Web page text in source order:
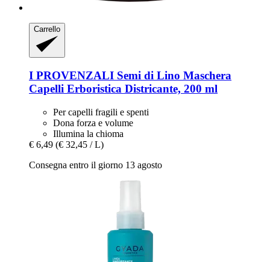
Carrello
I PROVENZALI Semi di Lino Maschera
Capelli Erboristica Districante, 200 ml
Per capelli fragili e spenti
Dona forza e volume
Illumina la chioma
€ 6,49 (€ 32,45 / L)
Consegna entro il giorno 13 agosto